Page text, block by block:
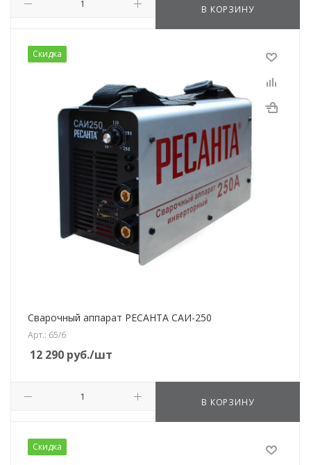
В КОРЗИНУ
Скидка
Сварочный аппарат РЕСАНТА САИ-250
Арт.: 65/6
12 290 руб./шт
В КОРЗИНУ
Скидка